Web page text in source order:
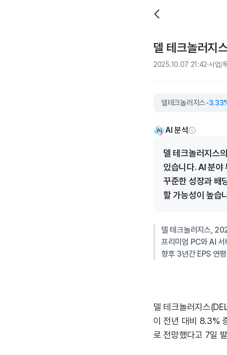
델 테크놀러지
2025.10.07 21:42 사업/
델테크놀러지스-
AI 분석
델 테크놀러지스
있습니다. AI 분야
꾸준한 성장과 배
할 가능성이 높습
델 테크놀러지스,
프리미엄 PC와 AI
향후 3년간 EPS 연
델 테크놀러지스
이 전년 대비 8.3%
로 전망했다고 7일